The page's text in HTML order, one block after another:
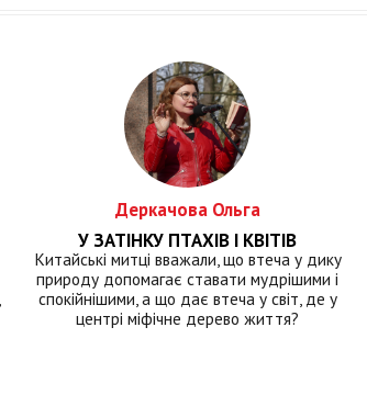
Деркачова Ольга
У ЗАТІНКУ ПТАХІВ І КВІТІВ
Китайські митці вважали, що втеча у дику
природу допомагає ставати мудрішими і
спокійнішими, а що дає втеча у світ, де у
центрі міфічне дерево життя?